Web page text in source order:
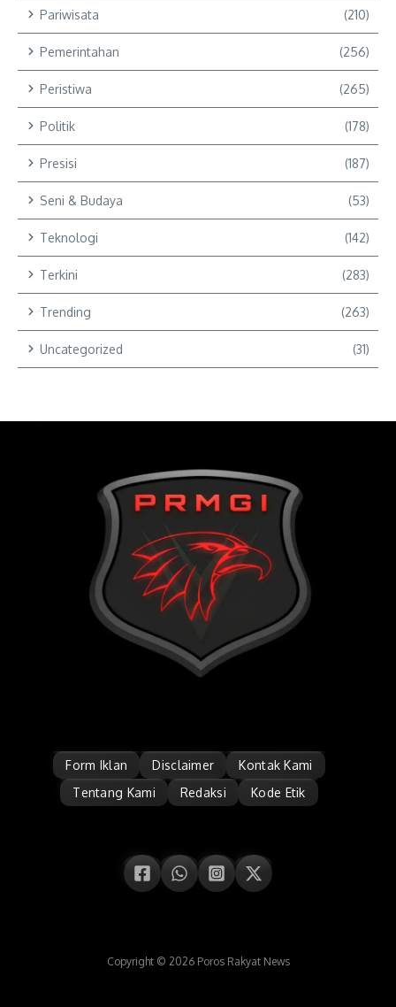
Pariwisata (210)
Pemerintahan (256)
Peristiwa (265)
Politik (178)
Presisi (187)
Seni & Budaya (53)
Teknologi (142)
Terkini (283)
Trending (263)
Uncategorized (31)
Form Iklan Disclaimer
Kontak Kami
Tentang Kami
Redaksi Kode Etik
Copyright © 2026 Poros Rakyat News